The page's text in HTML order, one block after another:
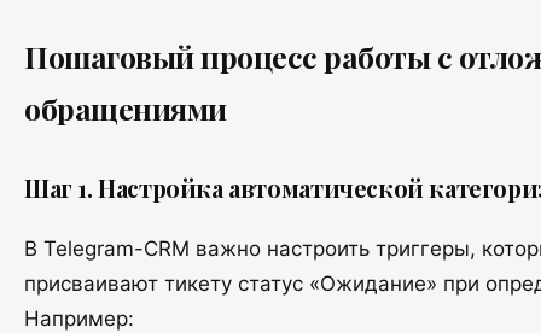
Пошаговый процесс работы с
обращениями
Шаг 1. Настройка автоматической
В Telegram-CRM важно настроить триггеры,
присваивают тикету статус «Ожидание» при
Например: